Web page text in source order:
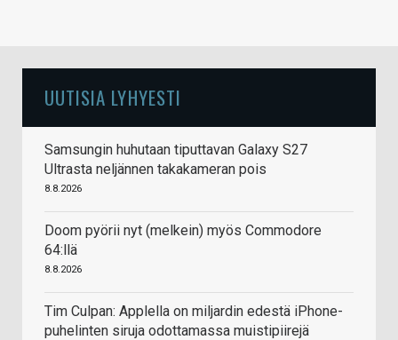
UUTISIA LYHYESTI
Samsungin huhutaan tiputtavan Galaxy S27
Ultrasta neljännen takakameran pois
8.8.2026
Doom pyörii nyt (melkein) myös Commodore
64:llä
8.8.2026
Tim Culpan: Applella on miljardin edestä iPhone-
puhelinten siruja odottamassa muistipiirejä